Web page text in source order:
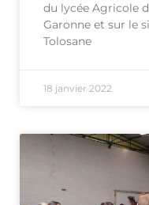
du lycée Agricole
Garonne et sur le
Tolosane
18 janvier 2022